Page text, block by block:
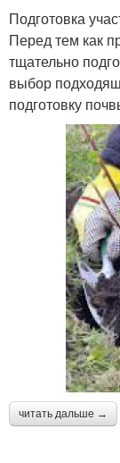
Подготовка
Перед тем как
тщательно
выбор
подготовку
читать дальше →